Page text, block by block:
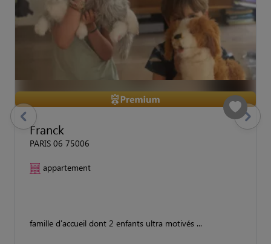
Franck
PARIS 06 75006
appartement
famille d'accueil dont 2 enfants ultra motivés ...
previous Suivant